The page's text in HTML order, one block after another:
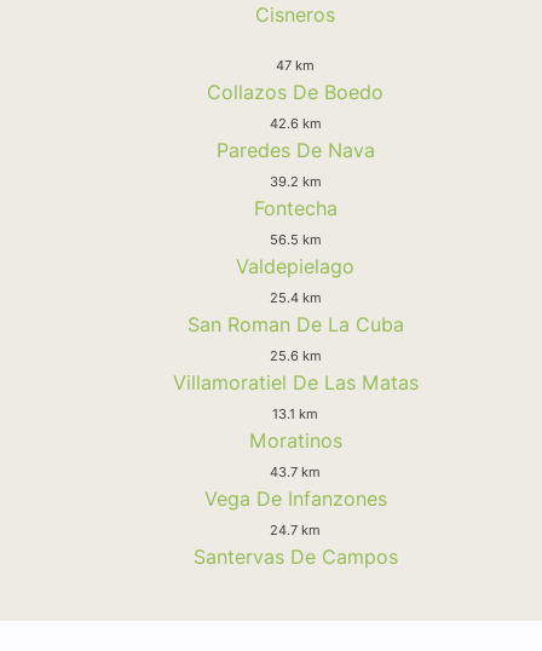
Cisneros
47 km
Collazos De Boedo
42.6 km
Paredes De Nava
39.2 km
Fontecha
56.5 km
Valdepielago
25.4 km
San Roman De La Cuba
25.6 km
Villamoratiel De Las Matas
13.1 km
Moratinos
43.7 km
Vega De Infanzones
24.7 km
Santervas De Campos